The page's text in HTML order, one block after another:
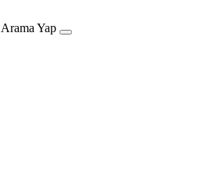
Arama Yap